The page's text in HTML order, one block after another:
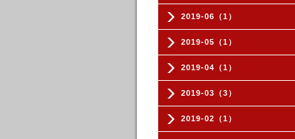
2019-06（1）
2019-05（1）
2019-04（1）
2019-03（3）
2019-02（1）